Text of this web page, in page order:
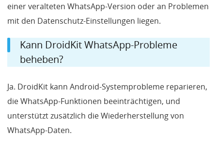
einer veralteten WhatsApp-Version oder an Problemen
mit den Datenschutz-Einstellungen liegen.
Kann DroidKit WhatsApp-Probleme
beheben?
Ja. DroidKit kann Android-Systemprobleme reparieren,
die WhatsApp-Funktionen beeinträchtigen, und
unterstützt zusätzlich die Wiederherstellung von
WhatsApp-Daten.